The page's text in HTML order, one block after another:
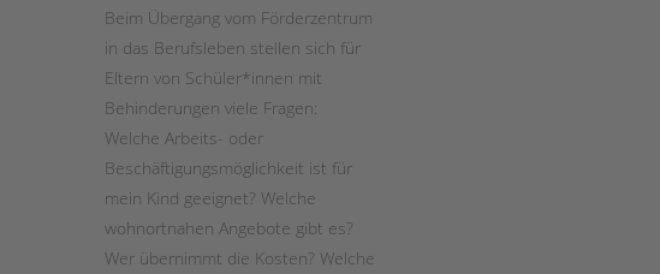
Beim Übergang vom Förderzentrum
in das Berufsleben stellen sich für
Eltern von Schüler*innen mit
Behinderungen viele Fragen:
Welche Arbeits- oder
Beschäftigungsmöglichkeit ist für
mein Kind geeignet? Welche
wohnortnahen Angebote gibt es?
Wer übernimmt die Kosten? Welche